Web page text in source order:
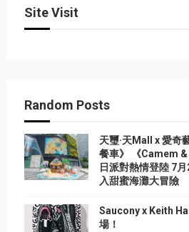
Site Visit
Random Posts
天璽·天Mall x 愛奇
餐車》 《Camem
日派對熱情登陸 7
入甜蜜海灘大冒險
Saucony x Keith
場！